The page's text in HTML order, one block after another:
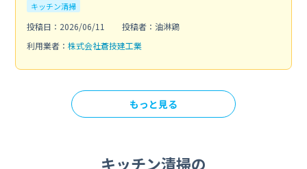
キッチン清掃
投稿日：2026/06/11
投稿者：油淋鶏
利用業者： 株式会社蒼技建工業
もっと見る
キッチン清掃の